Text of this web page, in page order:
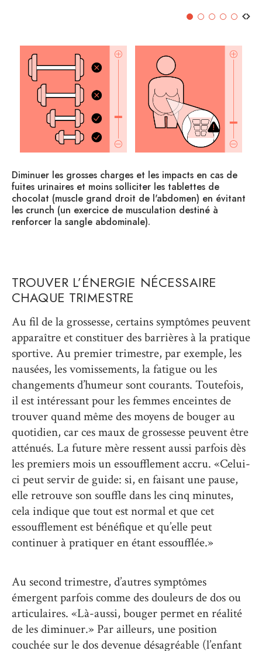
Diminuer les grosses charges et les impacts en cas de
fuites urinaires et moins solliciter les tablettes de
chocolat (muscle grand droit de l'abdomen) en évitant
les crunch (un exercice de musculation destiné à
renforcer la sangle abdominale).
TROUVER L’ÉNERGIE NÉCESSAIRE
CHAQUE TRIMESTRE
Au fil de la grossesse, certains symptômes peuvent
apparaître et constituer des barrières à la pratique
sportive. Au premier trimestre, par exemple, les
nausées, les vomissements, la fatigue ou les
changements d’humeur sont courants. Toutefois,
il est intéressant pour les femmes enceintes de
trouver quand même des moyens de bouger au
quotidien, car ces maux de grossesse peuvent être
atténués. La future mère ressent aussi parfois dès
les premiers mois un essoufflement accru. «Celui-
ci peut servir de guide: si, en faisant une pause,
elle retrouve son souffle dans les cinq minutes,
cela indique que tout est normal et que cet
essoufflement est bénéfique et qu’elle peut
continuer à pratiquer en étant essoufflée.»
Au second trimestre, d’autres symptômes
émergent parfois comme des douleurs de dos ou
articulaires. «Là-aussi, bouger permet en réalité
de les diminuer.» Par ailleurs, une position
couchée sur le dos devenue désagréable (l’enfant